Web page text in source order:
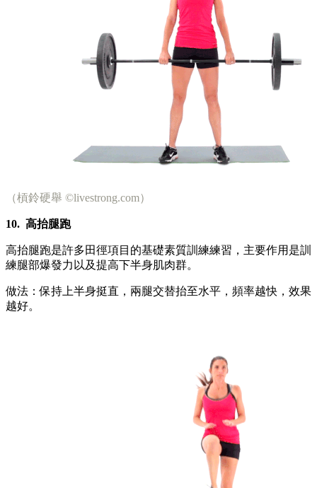
（槓鈴硬舉 ©livestrong.com）
10. 高抬腿跑
高抬腿跑是許多田徑項目的基礎素質訓練練習，主要作用是訓
練腿部爆發力以及提高下半身肌肉群。
做法：保持上半身挺直，兩腿交替抬至水平，頻率越快，效果
越好。